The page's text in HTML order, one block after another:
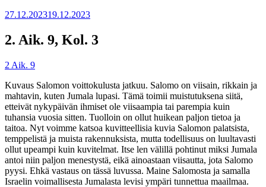
Julkaistu
27.12.202319.12.2023
2. Aik. 9, Kol. 3
2 Aik. 9
Kuvaus Salomon voittokulusta jatkuu. Salomo on viisain, rikkain ja
mahtavin, kuten Jumala lupasi. Tämä toimii muistutuksena siitä,
etteivät nykypäivän ihmiset ole viisaampia tai parempia kuin
tuhansia vuosia sitten. Tuolloin on ollut huikean paljon tietoa ja
taitoa. Nyt voimme katsoa kuvitteellisia kuvia Salomon palatsista,
temppelistä ja muista rakennuksista, mutta todellisuus on luultavasti
ollut upeampi kuin kuvitelmat. Itse len välillä pohtinut miksi Jumala
antoi niin paljon menestystä, eikä ainoastaan viisautta, jota Salomo
pyysi. Ehkä vastaus on tässä luvussa. Maine Salomosta ja samalla
Israelin voimallisesta Jumalasta levisi ympäri tunnettua maailmaa.